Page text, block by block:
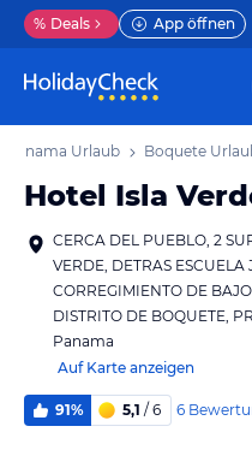
% Deals App öffnen
Panama Urlaub Boquete
Hotel Isla
CERCA DEL PUEBLO, 2
VERDE, DETRAS
CORREGIMIENTO DE
DISTRITO DE BOQUETE,
Panama
Auf Karte anzeigen
91% 5,1 / 6 6